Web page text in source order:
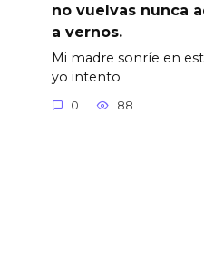
no vuelvas nunca
a vernos.
Mi madre sonríe en
yo intento
0 88